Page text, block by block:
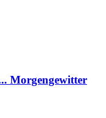
Morgengewitter